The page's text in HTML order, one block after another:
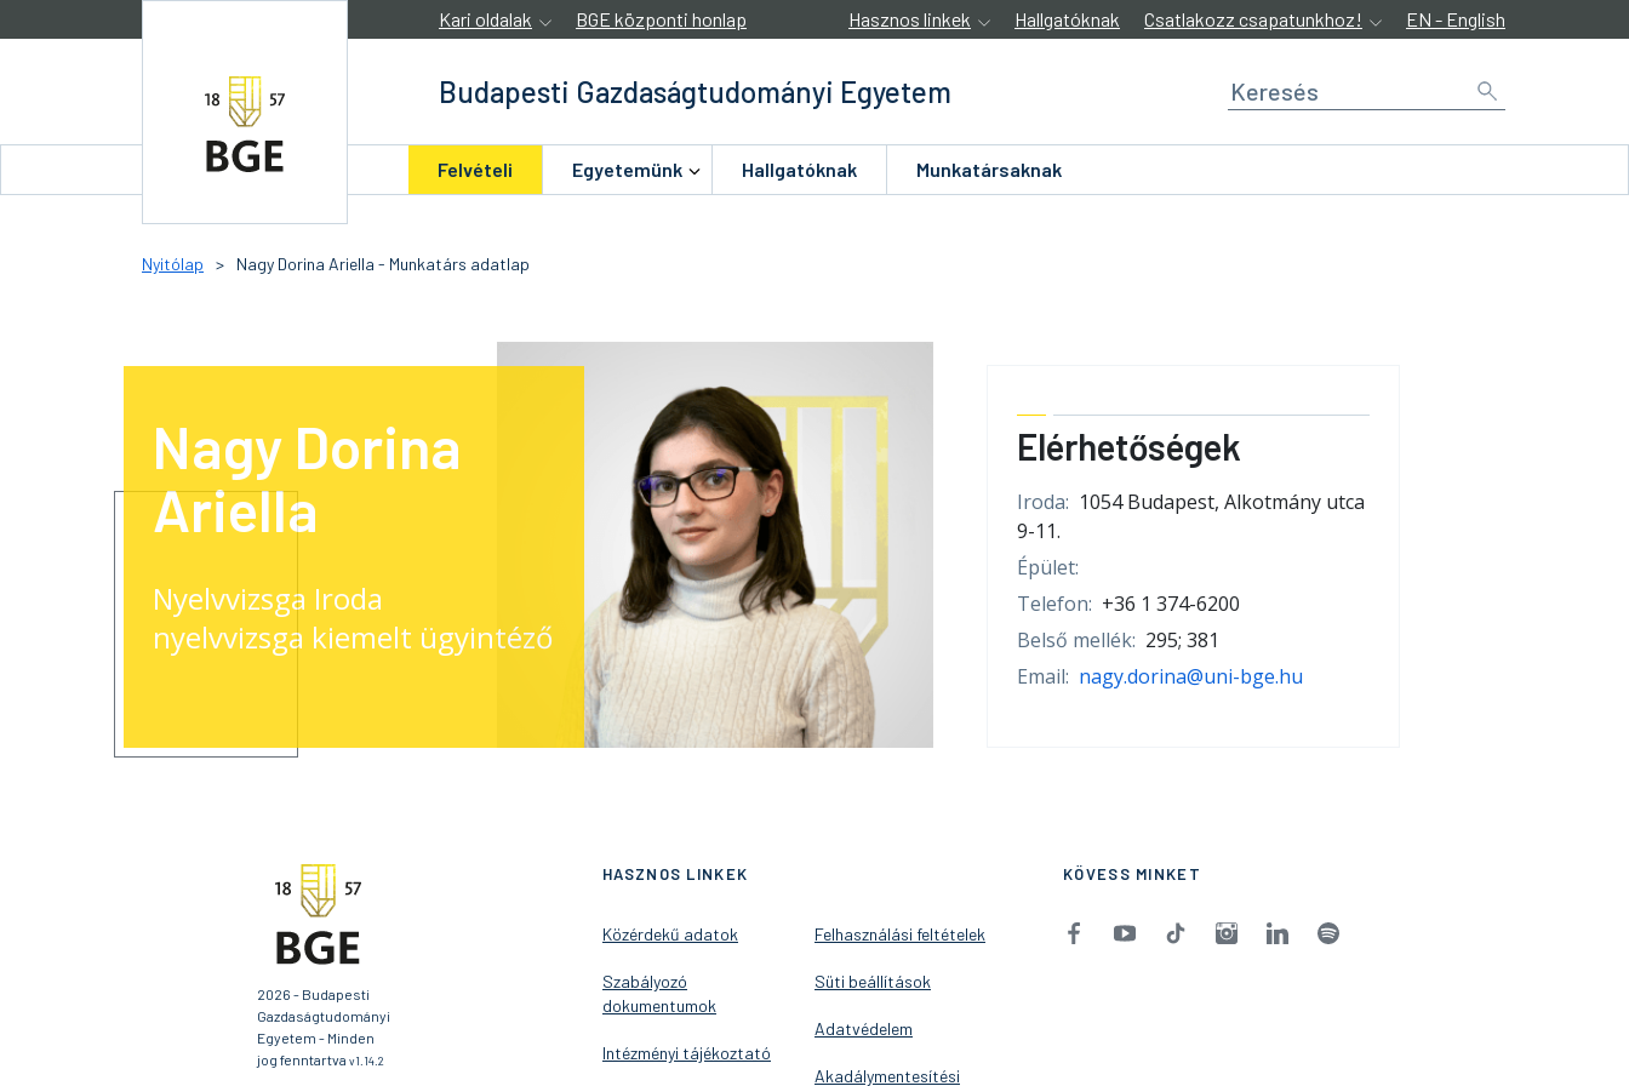
Kari oldalak BGE központi honlap Hasznos linkek Hallgatóknak Csatlakozz csapatunkhoz! EN - English
Budapesti Gazdaságtudományi Egyetem
Felvételi Egyetemünk Hallgatóknak Munkatársaknak
Nyitólap > Nagy Dorina Ariella - Munkatárs adatlap
Nagy Dorina
Ariella
Nyelvvizsga Iroda
nyelvvizsga kiemelt ügyintéző
Elérhetőségek
Iroda: 1054 Budapest, Alkotmány utca
9-11.
Épület:
Telefon: +36 1 374-6200
Belső mellék: 295; 381
Email: nagy.dorina@uni-bge.hu
2026 - Budapesti
Gazdaságtudományi
Egyetem - Minden
jog fenntartva v1.14.2
HASZNOS LINKEK
Közérdekű adatok
Szabályozó
dokumentumok
Intézményi tájékoztató
Felhasználási feltételek
Süti beállítások
Adatvédelem
Akadálymentesítési
KÖVESS MINKET